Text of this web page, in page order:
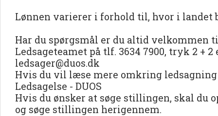
Lønnen varierer i forhold til, hvor i landet
Har du spørgsmål er du altid velkommen
Ledsageteamet på tlf. 3634 7900, tryk 2 +
ledsager@duos.dk
Hvis du vil læse mere omkring
Ledsagelse - DUOS
Hvis du ønsker at søge stillingen, skal du
og søge stillingen herigennem.